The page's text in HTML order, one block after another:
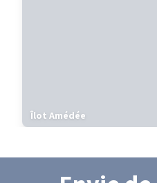
Îlot Amédée